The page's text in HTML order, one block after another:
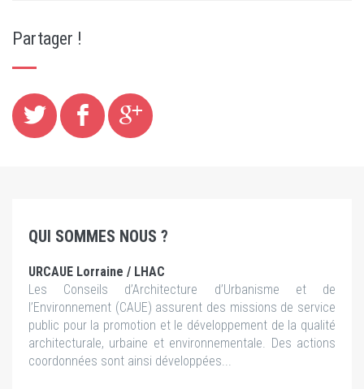
Partager !
QUI SOMMES NOUS ?
URCAUE Lorraine / LHAC
Les Conseils d’Architecture d’Urbanisme et de
l’Environnement (CAUE) assurent des missions de service
public pour la promotion et le développement de la qualité
architecturale, urbaine et environnementale. Des actions
coordonnées sont ainsi développées...